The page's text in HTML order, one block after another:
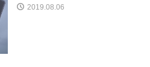
2019.08.06